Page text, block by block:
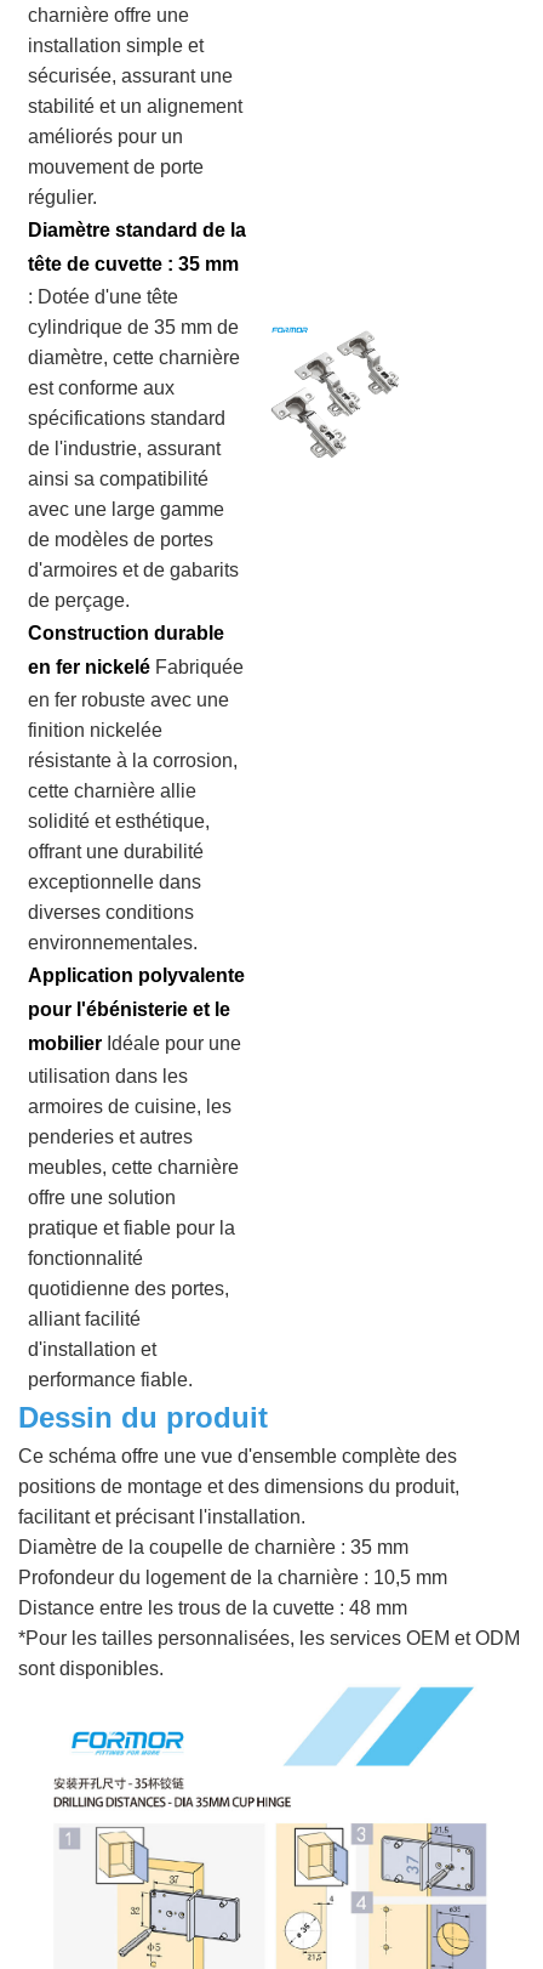
charnière offre une
installation simple et
sécurisée, assurant une
stabilité et un alignement
améliorés pour un
mouvement de porte
régulier.
Diamètre standard de la
tête de cuvette : 35 mm
: Dotée d'une tête
cylindrique de 35 mm de
diamètre, cette charnière
est conforme aux
spécifications standard
de l'industrie, assurant
ainsi sa compatibilité
avec une large gamme
de modèles de portes
d'armoires et de gabarits
de perçage.
Construction durable
en fer nickelé Fabriquée
en fer robuste avec une
finition nickelée
résistante à la corrosion,
cette charnière allie
solidité et esthétique,
offrant une durabilité
exceptionnelle dans
diverses conditions
environnementales.
Application polyvalente
pour l'ébénisterie et le
mobilier Idéale pour une
utilisation dans les
armoires de cuisine, les
penderies et autres
meubles, cette charnière
offre une solution
pratique et fiable pour la
fonctionnalité
quotidienne des portes,
alliant facilité
d'installation et
performance fiable.
Dessin du produit
Ce schéma offre une vue d'ensemble complète des
positions de montage et des dimensions du produit,
facilitant et précisant l'installation.
Diamètre de la coupelle de charnière : 35 mm
Profondeur du logement de la charnière : 10,5 mm
Distance entre les trous de la cuvette : 48 mm
*Pour les tailles personnalisées, les services OEM et ODM
sont disponibles.